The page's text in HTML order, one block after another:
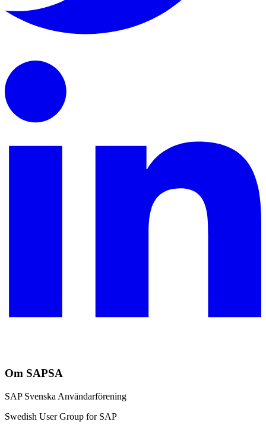
Om SAPSA
SAP Svenska Användarförening
Swedish User Group for SAP